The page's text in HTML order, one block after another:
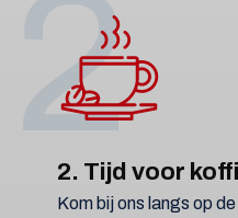
2
2. Tijd voor
Kom bij ons langs op